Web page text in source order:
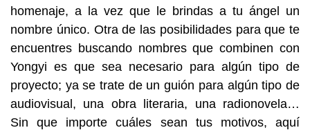
homenaje, a la vez que le brindas a tu ángel un
nombre único. Otra de las posibilidades para que te
encuentres buscando nombres que combinen con
Yongyi es que sea necesario para algún tipo de
proyecto; ya se trate de un guión para algún tipo de
audiovisual, una obra literaria, una radionovela…
Sin que importe cuáles sean tus motivos, aquí